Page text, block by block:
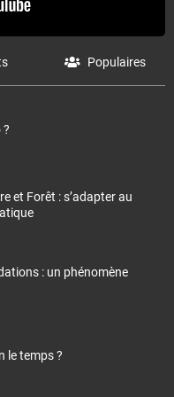
Populaires
?
et Forêt : s’adapter au
: un phénomène
le temps ?